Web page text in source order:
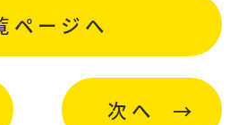
ページへ
次へ